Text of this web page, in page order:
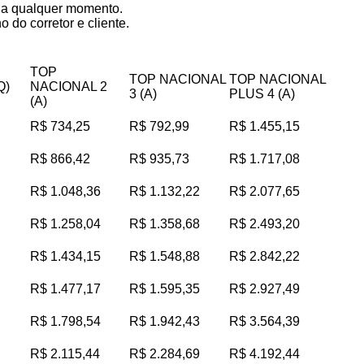
qualquer momento.
do corretor e cliente.
TOP
NACIONAL 2
(A)
TOP NACIONAL
3 (A)
TOP NACIONAL
PLUS 4 (A)
R$ 734,25 R$ 792,99 R$ 1.455,15
R$ 866,42 R$ 935,73 R$ 1.717,08
R$ 1.048,36 R$ 1.132,22 R$ 2.077,65
R$ 1.258,04 R$ 1.358,68 R$ 2.493,20
R$ 1.434,15 R$ 1.548,88 R$ 2.842,22
R$ 1.477,17 R$ 1.595,35 R$ 2.927,49
R$ 1.798,54 R$ 1.942,43 R$ 3.564,39
R$ 2.115,44 R$ 2.284,69 R$ 4.192,44